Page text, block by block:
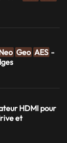
Geo AES -
HDMI pour
et